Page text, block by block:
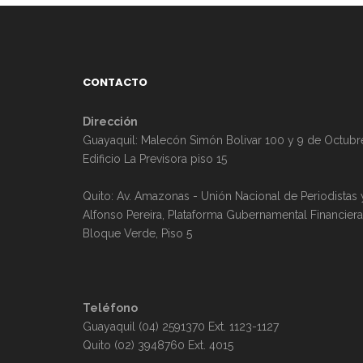
CONTACTO
Dirección
Guayaquil: Malecón Simón Bolivar 100 y 9 de
Edificio La Previsora piso 15
Quito: Av. Amazonas - Unión Nacional de Periodistas
Alfonso Pereira, Plataforma Gubernamental Financiera,
Bloque Verde, Piso 5
Teléfono
Guayaquil (04) 2591370 Ext. 1123-1127
Quito (02) 3948760 Ext. 4015